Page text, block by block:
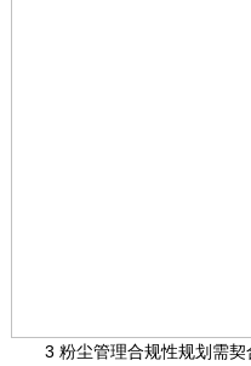
3 粉尘管理合规性规划需契